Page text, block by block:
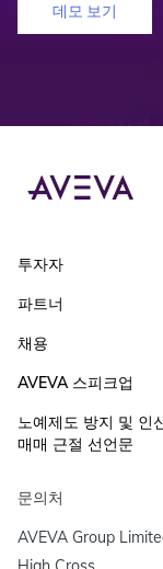
데모 보기
투자자
파트너
채용
AVEVA 스피크업
노예제도 방지 및 인
매매 근절 선언문
문의처
AVEVA Group